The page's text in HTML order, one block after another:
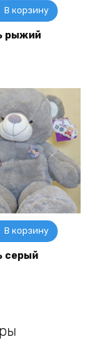
В корзину
рыжий
В корзину
серый